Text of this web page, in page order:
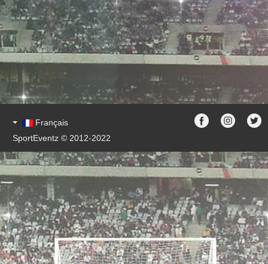
Français
SportEventz © 2012-2022